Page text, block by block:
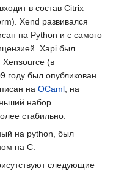
в состав Citrix
Xend развивался
на Python и с самого
Xapi был
Xensource (в
году был опубликован
на OCaml , на
набор
стабильно.
на python, был
на C.
следующие